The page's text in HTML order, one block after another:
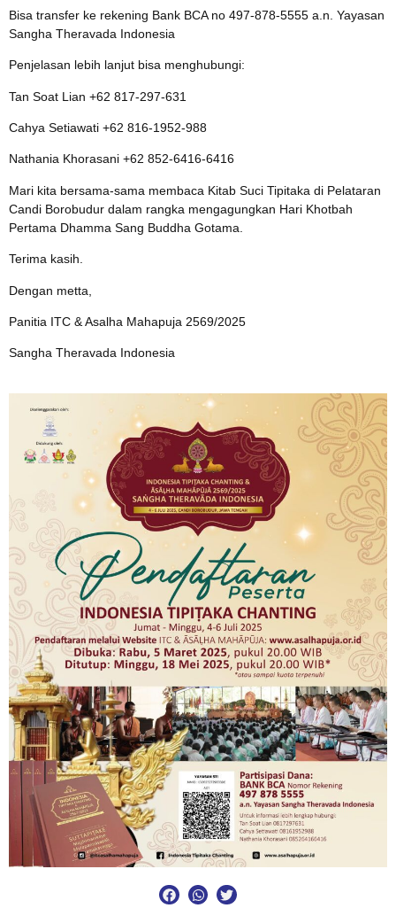
Bisa transfer ke rekening Bank BCA no 497-878-5555 a.n. Yayasan
Sangha Theravada Indonesia
Penjelasan lebih lanjut bisa menghubungi:
Tan Soat Lian +62 817-297-631
Cahya Setiawati +62 816-1952-988
Nathania Khorasani +62 852-6416-6416
Mari kita bersama-sama membaca Kitab Suci Tipitaka di Pelataran
Candi Borobudur dalam rangka mengagungkan Hari Khotbah
Pertama Dhamma Sang Buddha Gotama.
Terima kasih.
Dengan metta,
Panitia ITC & Asalha Mahapuja 2569/2025
Sangha Theravada Indonesia